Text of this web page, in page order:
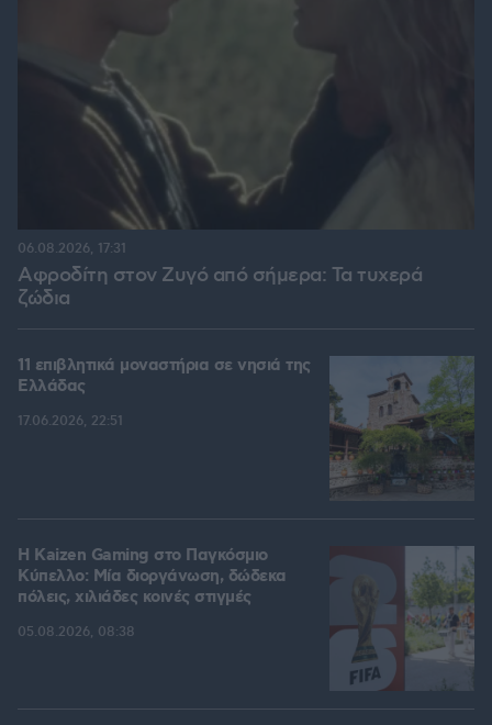
Αφροδίτη στον Ζυγό από σήμερα: Τα τυχερά
ζώδια
06.08.2026, 17:31
11 επιβλητικά μοναστήρια σε νησιά της
Ελλάδας
17.06.2026, 22:51
H Kaizen Gaming στο Παγκόσμιο
Kύπελλο: Μία διοργάνωση, δώδεκα
πόλεις, χιλιάδες κοινές στιγμές
05.08.2026, 08:38